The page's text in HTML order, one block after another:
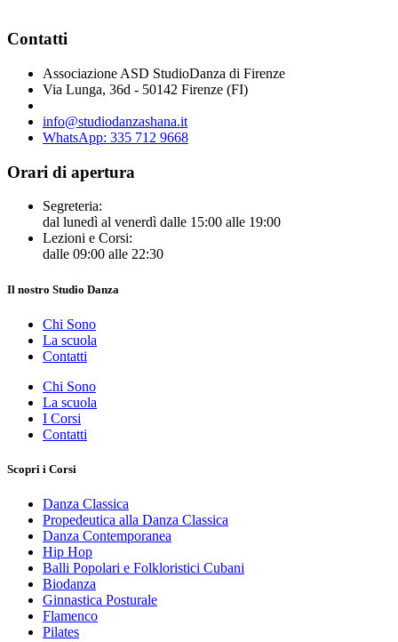
Contatti
Associazione ASD StudioDanza di Firenze
Via Lunga, 36d - 50142 Firenze (FI)
info@studiodanzashana.it
WhatsApp: 335 712 9668
Orari di apertura
Segreteria:
dal lunedì al venerdì dalle 15:00 alle 19:00
Lezioni e Corsi:
dalle 09:00 alle 22:30
Il nostro Studio Danza
Chi Sono
La scuola
Contatti
Chi Sono
La scuola
I Corsi
Contatti
Scopri i Corsi
Danza Classica
Propedeutica alla Danza Classica
Danza Contemporanea
Hip Hop
Balli Popolari e Folkloristici Cubani
Biodanza
Ginnastica Posturale
Flamenco
Pilates